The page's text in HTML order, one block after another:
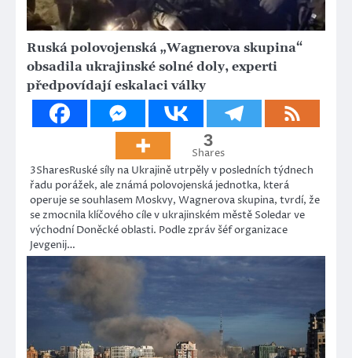
Ruská polovojenská „Wagnerova skupina“
obsadila ukrajinské solné doly, experti
předpovídají eskalaci války
3
Shares
3SharesRuské síly na Ukrajině utrpěly v posledních týdnech
řadu porážek, ale známá polovojenská jednotka, která
operuje se souhlasem Moskvy, Wagnerova skupina, tvrdí, že
se zmocnila klíčového cíle v ukrajinském městě Soledar ve
východní Doněcké oblasti. Podle zpráv šéf organizace
Jevgenij…